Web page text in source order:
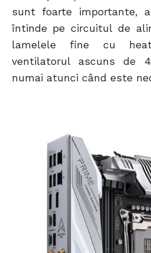
sunt foarte importante,
întinde pe circuitul de
lamelele fine cu
ventilatorul ascuns de
numai atunci când este